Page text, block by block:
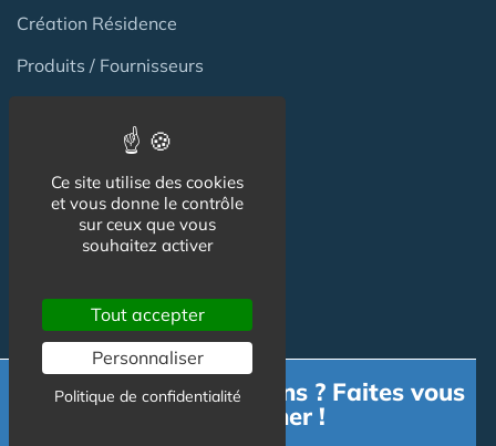
Création Résidence
Produits / Fournisseurs
Emploi
Formation
Habitat Groupé Senior
Habitat Partagé
Besoin d'informations ? Faites vous
accompagner !
Ce site utilise des cookies
et vous donne le contrôle
sur ceux que vous
souhaitez activer
Tout accepter
Personnaliser
Politique de confidentialité